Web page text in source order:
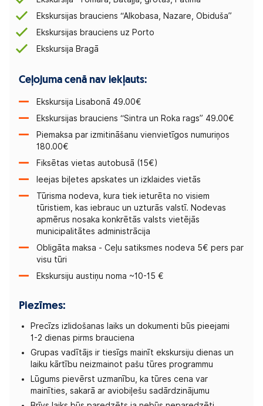
Ekskursijas brauciens “Alkobasa, Nazare, Obiduša”
Ekskursijas brauciens uz Porto
Ekskursija Bragā
Ceļojuma cenā nav iekļauts:
Ekskursija Lisabonā 49.00€
Ekskursijas brauciens “Sintra un Roka rags” 49.00€
Piemaksa par izmitināšanu vienvietīgos numuriņos
180.00€
Fiksētas vietas autobusā (15€)
Ieejas biļetes apskates un izklaides vietās
Tūrisma nodeva, kura tiek ieturēta no visiem
tūristiem, kas iebrauc un uzturās valstī. Nodevas
apmērus nosaka konkrētās valsts vietējās
municipalitātes administrācija
Obligāta maksa - Ceļu satiksmes nodeva 5€ pers par
visu tūri
Ekskursiju austiņu noma ~10-15 €
Piezīmes:
Precīzs izlidošanas laiks un dokumenti būs pieejami
1-2 dienas pirms brauciena
Grupas vadītājs ir tiesīgs mainīt ekskursiju dienas un
laiku kārtību neizmainot pašu tūres programmu
Lūgums pievērst uzmanību, ka tūres cena var
mainīties, sakarā ar aviobiļešu sadārdzinājumu